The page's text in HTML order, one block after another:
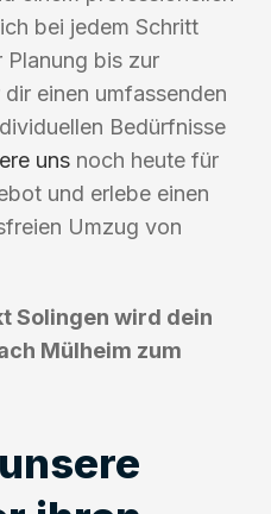
bei jedem Schritt
Planung bis zur
einen umfassenden
Bedürfnisse
uns noch heute für
und erlebe einen
Umzug von
Solingen wird dein
Mülheim zum